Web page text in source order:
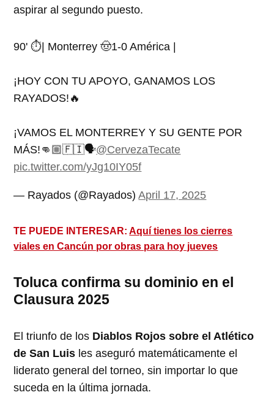
aspirar al segundo puesto.
90' ⏱️| Monterrey 🤠1-0 América |
¡HOY CON TU APOYO, GANAMOS LOS
RAYADOS!🔥
¡VAMOS EL MONTERREY Y SU GENTE POR
MÁS!👊🏼🇫🇮🗣️@CervezaTecate
pic.twitter.com/yJg10IY05f
— Rayados (@Rayados)April 17, 2025
TE PUEDE INTERESAR:Aquí tienes los cierres
viales en Cancún por obras para hoy jueves
Toluca confirma su dominio en el
Clausura 2025
El triunfo de los Diablos Rojos sobre el Atlético
de San Luis les aseguró matemáticamente el
liderato general del torneo, sin importar lo que
suceda en la última jornada.